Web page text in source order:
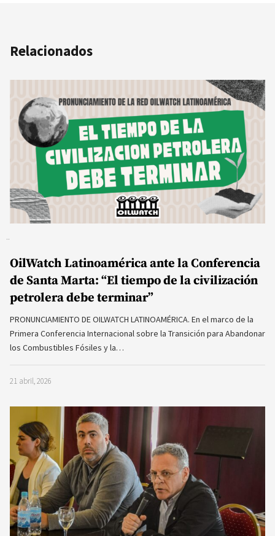
Relacionados
OilWatch Latinoamérica ante la Conferencia
de Santa Marta: “El tiempo de la civilización
petrolera debe terminar”
PRONUNCIAMIENTO DE OILWATCH LATINOAMÉRICA. En el marco de la
Primera Conferencia Internacional sobre la Transición para Abandonar
los Combustibles Fósiles y la…
21 abril, 2026